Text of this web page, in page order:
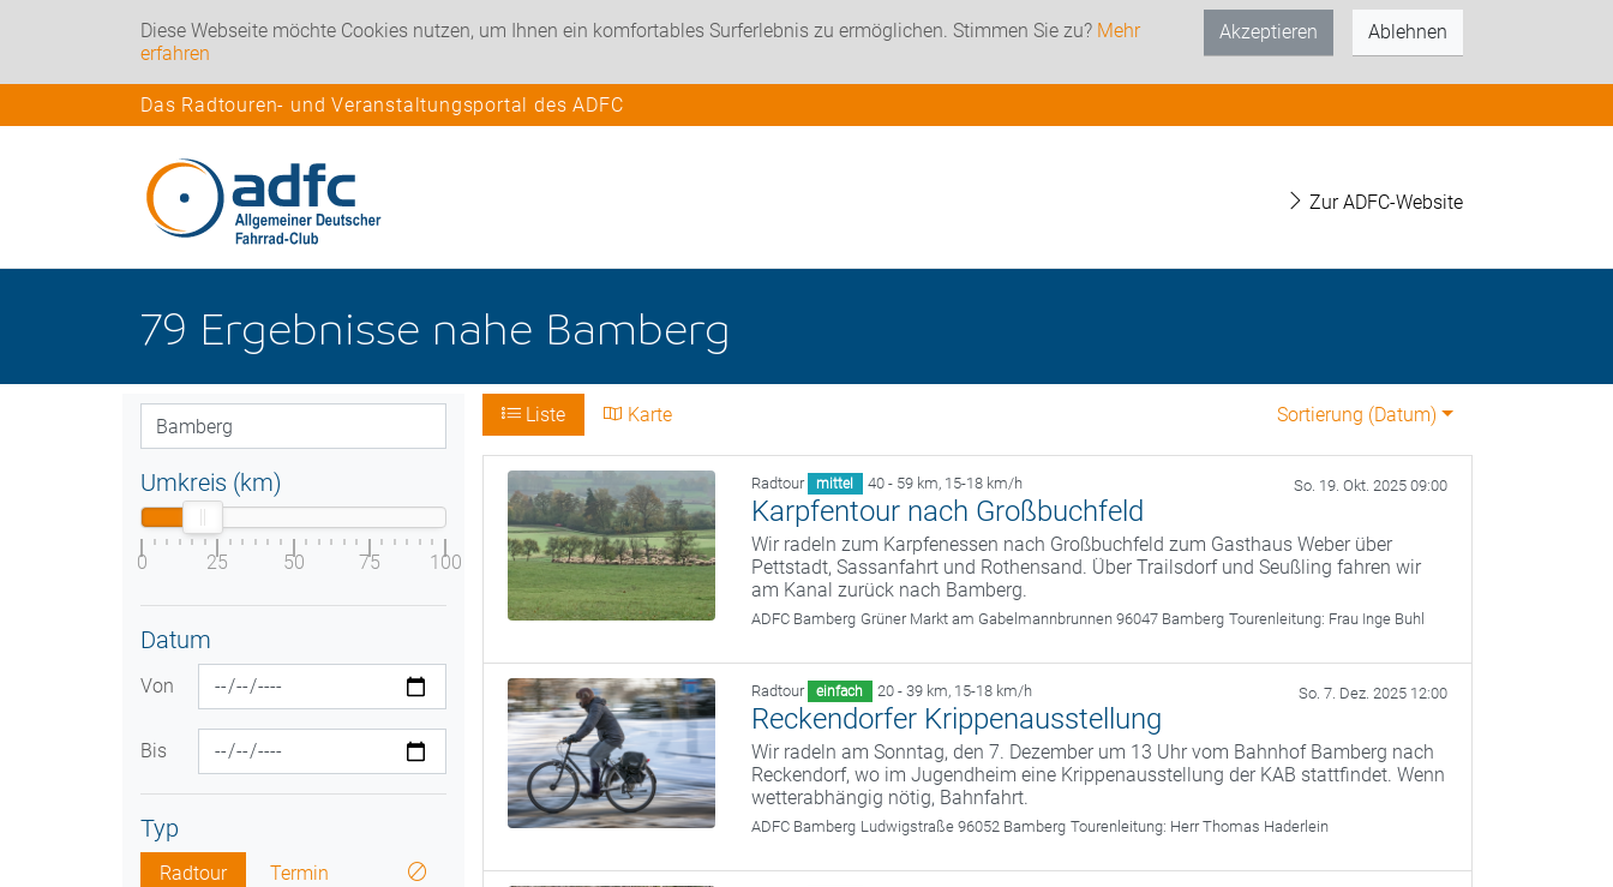
Diese Webseite möchte Cookies nutzen, um Ihnen ein komfortables Surferlebnis zu ermöglichen. Stimmen Sie zu? Mehr
erfahren
Akzeptieren Ablehnen
Das Radtouren- und Veranstaltungsportal des ADFC
Zur ADFC-Website
79 Ergebnisse nahe Bamberg
Umkreis (km)
0 25 50 75 100
Datum
Von
Bis
Typ
Radtour Termin
Liste Karte Sortierung (Datum)
Radtour mittel 40 - 59 km, 15-18 km/h So. 19. Okt. 2025 09:00
Karpfentour nach Großbuchfeld
Wir radeln zum Karpfenessen nach Großbuchfeld zum Gasthaus Weber über
Pettstadt, Sassanfahrt und Rothensand. Über Trailsdorf und Seußling fahren wir
am Kanal zurück nach Bamberg.
ADFC Bamberg Grüner Markt am Gabelmannbrunnen 96047 Bamberg Tourenleitung: Frau Inge Buhl
Radtour einfach 20 - 39 km, 15-18 km/h So. 7. Dez. 2025 12:00
Reckendorfer Krippenausstellung
Wir radeln am Sonntag, den 7. Dezember um 13 Uhr vom Bahnhof Bamberg nach
Reckendorf, wo im Jugendheim eine Krippenausstellung der KAB stattfindet. Wenn
wetterabhängig nötig, Bahnfahrt.
ADFC Bamberg Ludwigstraße 96052 Bamberg Tourenleitung: Herr Thomas Haderlein